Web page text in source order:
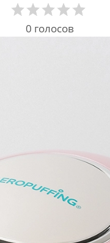
0 голосов